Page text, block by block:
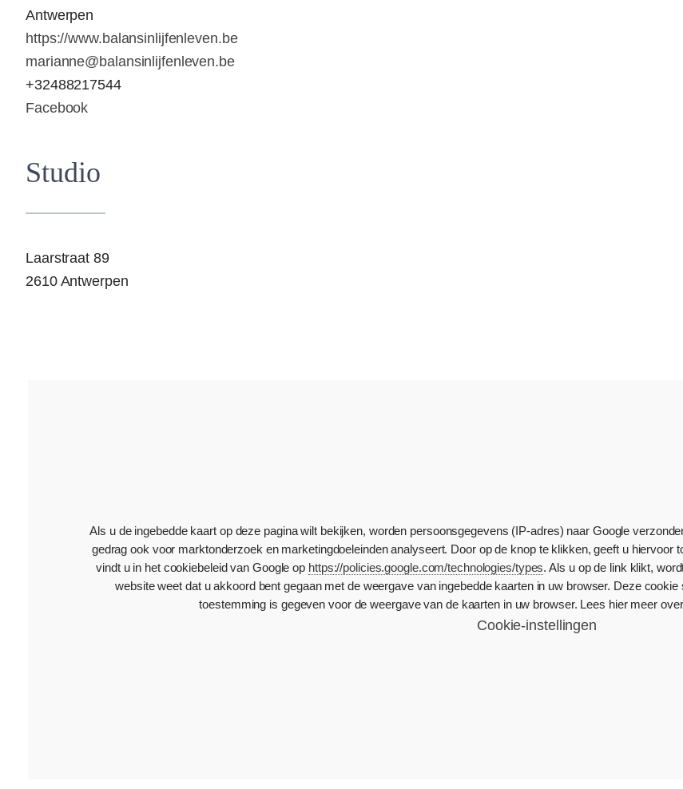
Antwerpen
https://www.balansinlijfenleven.be
marianne@balansinlijfenleven.be
+32488217544
Facebook
Studio
Laarstraat 89
2610 Antwerpen
Als u de ingebedde kaart op deze pagina wilt bekijken, worden persoonsgegevens (IP-adres) naar Google
gedrag ook voor marktonderzoek en marketingdoeleinden analyseert. Door op de knop te klikken, geeft u hiervoor
vindt u in het cookiebeleid van Google op https://policies.google.com/technologies/types. Als u op de link klikt,
website weet dat u akkoord bent gegaan met de weergave van ingebedde kaarten in uw browser. Deze
toestemming is gegeven voor de weergave van de kaarten in uw browser. Lees hier meer
Cookie-instellingen